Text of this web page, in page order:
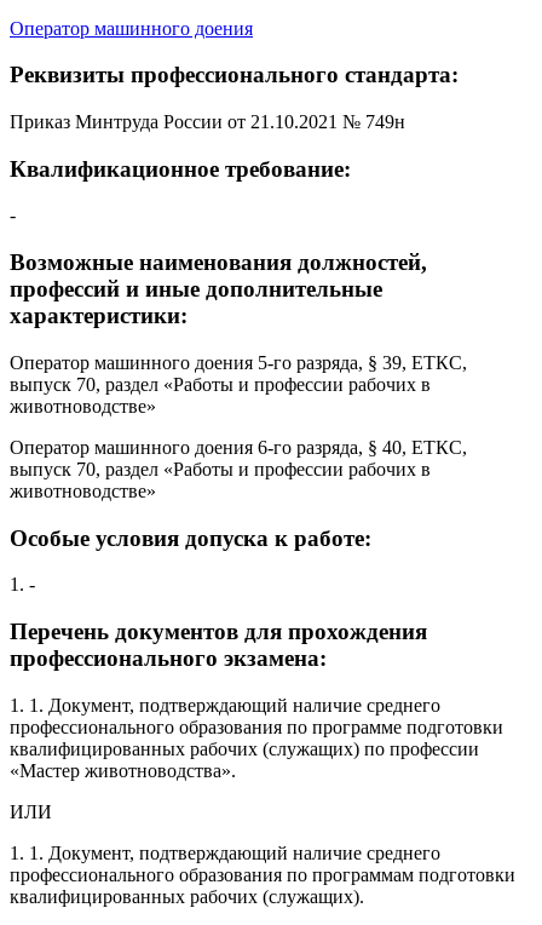
Оператор машинного доения
Реквизиты профессионального стандарта:
Приказ Минтруда России от 21.10.2021 № 749н
Квалификационное требование:
-
Возможные наименования должностей,
профессий и иные дополнительные
характеристики:
Оператор машинного доения 5-го разряда, § 39, ЕТКС,
выпуск 70, раздел «Работы и профессии рабочих в
животноводстве»
Оператор машинного доения 6-го разряда, § 40, ЕТКС,
выпуск 70, раздел «Работы и профессии рабочих в
животноводстве»
Особые условия допуска к работе:
1. -
Перечень документов для прохождения
профессионального экзамена:
1. 1. Документ, подтверждающий наличие среднего
профессионального образования по программе подготовки
квалифицированных рабочих (служащих) по профессии
«Мастер животноводства».
ИЛИ
1. 1. Документ, подтверждающий наличие среднего
профессионального образования по программам подготовки
квалифицированных рабочих (служащих).